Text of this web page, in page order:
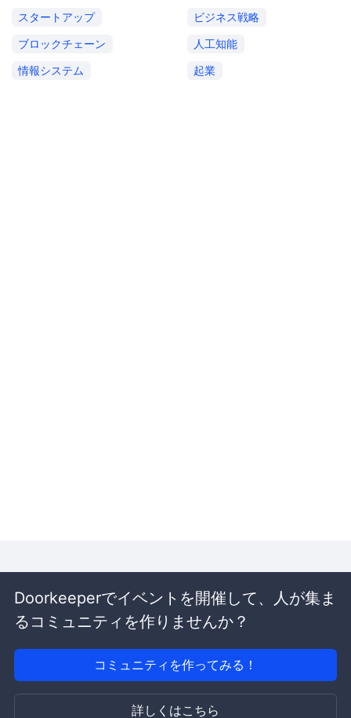
スタートアップ
ビジネス戦略
ブロックチェーン
人工知能
情報システム
起業
Doorkeeperでイベントを開催して、人が集ま
るコミュニティを作りませんか？
コミュニティを作ってみる！
詳しくはこちら